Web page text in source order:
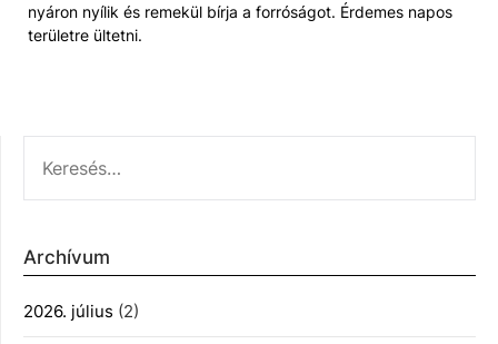
nyáron nyílik és remekül bírja a forróságot. Érdemes napos
területre ültetni.
Archívum
2026. július (2)